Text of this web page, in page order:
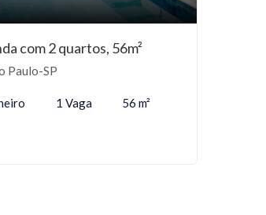
com 2 quartos, 56m²
Paulo-SP
1 Vaga 56 m²